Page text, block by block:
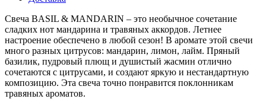
Свеча BASIL & MANDARIN – это необычное сочетание
сладких нот мандарина и травяных аккордов. Летнее
настроение обеспечено в любой сезон! В аромате этой свечи
много разных цитрусов: мандарин, лимон, лайм. Пряный
базилик, пудровый плющ и душистый жасмин отлично
сочетаются с цитрусами, и создают яркую и нестандартную
композицию. Эта свеча точно понравится поклонникам
травяных ароматов.